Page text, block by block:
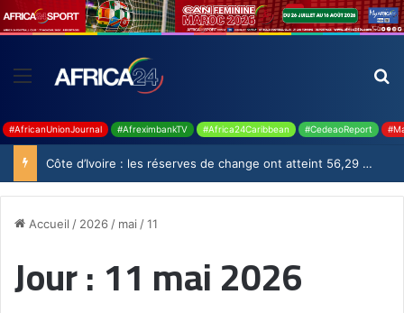
#AfricanUnionJournal #AfreximbankTV #Africa24Caribbean #CedeaoReport
Côte d’Ivoire : les réserves de change ont atteint 56,29 milliards USD en juillet
Accueil / 2026 / mai /11
Jour :11 mai 2026